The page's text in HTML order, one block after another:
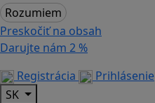
Rozumiem
Preskočiť na obsah
Darujte nám 2 %
Registrácia
Prihlásenie
SK